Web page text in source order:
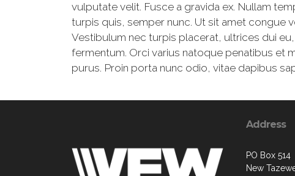
vulputate velit. Fusce a gravida ex. Nullam
turpis quis, semper nunc. Ut sit amet congue
Vestibulum nec turpis placerat, ultrices dui
fermentum. Orci varius natoque penatibus et
purus. Proin porta nunc odio, vitae dapibus
Address
PO Box 514
New